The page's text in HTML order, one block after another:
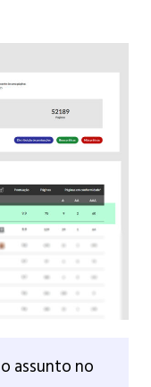
assunto no